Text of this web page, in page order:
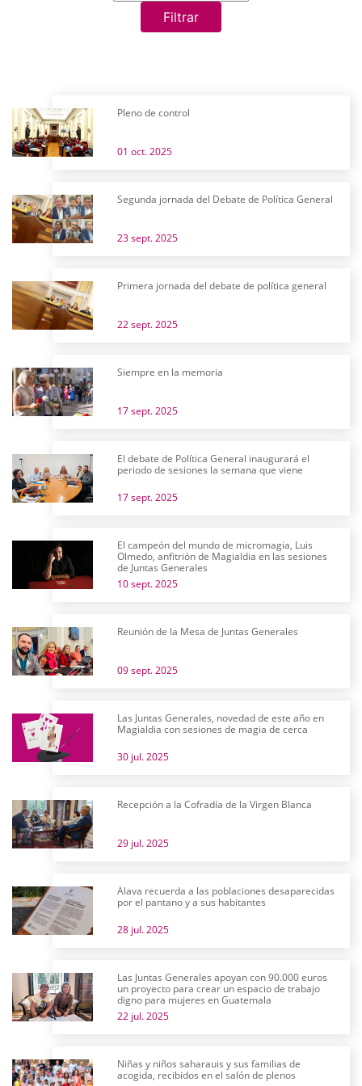
Filtrar
Pleno de control
01 oct. 2025
Segunda jornada del Debate de Política General
23 sept. 2025
Primera jornada del debate de política general
22 sept. 2025
Siempre en la memoria
17 sept. 2025
El debate de Política General inaugurará el
periodo de sesiones la semana que viene
17 sept. 2025
El campeón del mundo de micromagia, Luis
Olmedo, anfitrión de Magialdia en las sesiones
de Juntas Generales
10 sept. 2025
Reunión de la Mesa de Juntas Generales
09 sept. 2025
Las Juntas Generales, novedad de este año en
Magialdia con sesiones de magia de cerca
30 jul. 2025
Recepción a la Cofradía de la Virgen Blanca
29 jul. 2025
Álava recuerda a las poblaciones desaparecidas
por el pantano y a sus habitantes
28 jul. 2025
Las Juntas Generales apoyan con 90.000 euros
un proyecto para crear un espacio de trabajo
digno para mujeres en Guatemala
22 jul. 2025
Niñas y niños saharauis y sus familias de
acogida, recibidos en el salón de plenos